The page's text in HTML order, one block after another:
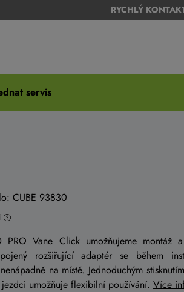
RYCHLÝ
servis
CUBE 93830
Vane Click umožňujeme montáž
rozšiřující adaptér se během
na místě. Jednoduchým
umožňuje flexibilní používání. Více